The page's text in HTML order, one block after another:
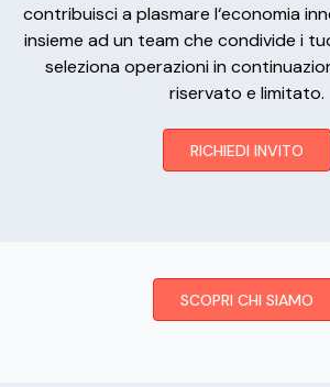
contribuisci a plasmare l‘economia
insieme ad un team che condivide i
seleziona operazioni in
riservato e limitato.
RICHIEDI INVITO
SCOPRI CHI SIAMO